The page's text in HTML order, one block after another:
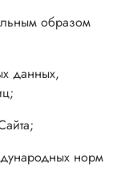
образом
данных,
норм